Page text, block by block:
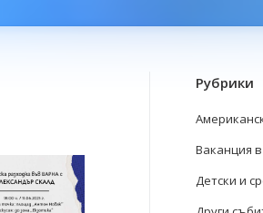
Рубрики
Ваканция
Детски и